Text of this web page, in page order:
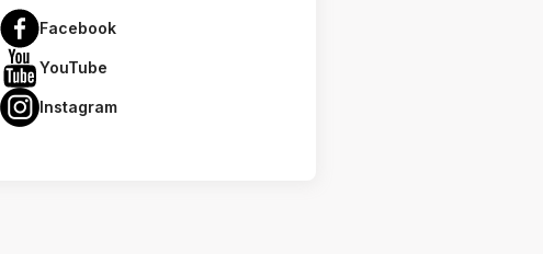
Facebook
YouTube
Instagram